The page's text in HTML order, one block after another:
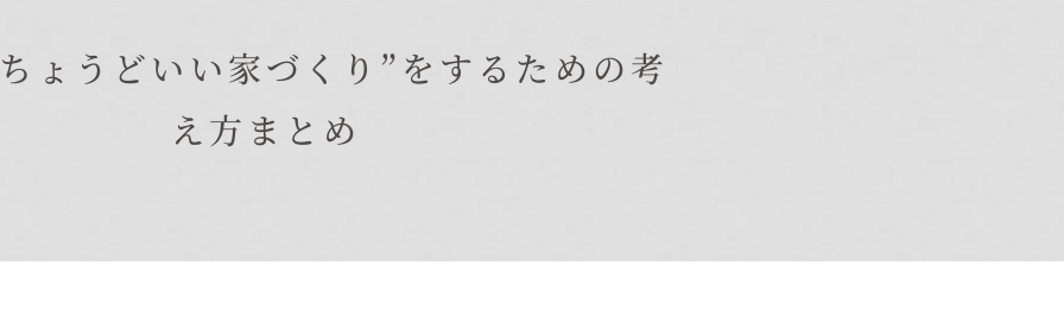
EDIT HOUSE在来工法の仕様と性能
標準設備
アフターメンテナンス
ブログ
ょうどいい家づくり”をするための考
え方まとめ